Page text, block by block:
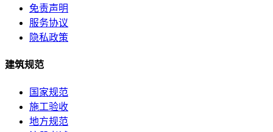
免责声明
服务协议
隐私政策
建筑规范
国家规范
施工验收
地方规范